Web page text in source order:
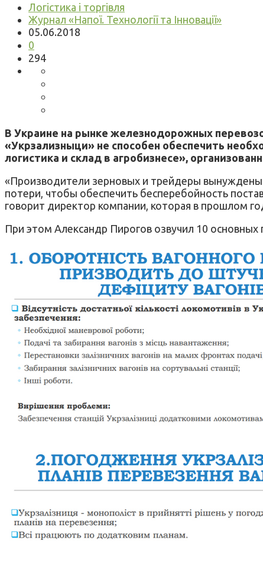
Логістика і торгівля
Журнал «Напої. Технології та Інновації»
05.06.2018
0
294
В Украине на рынке железнодорожных
«Укрзализныци» не способен обеспечить
логистика и склад в агробизнесе»,
«Производители зерновых и трейдеры
потери, чтобы обеспечить бесперебойность
говорит директор компании, которая в прошлом
При этом Александр Пирогов озвучил 10 основных